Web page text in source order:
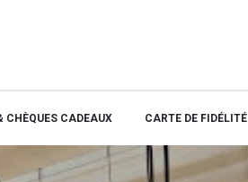
CHÈQUES CADEAUX CARTE DE FIDÉLITÉ